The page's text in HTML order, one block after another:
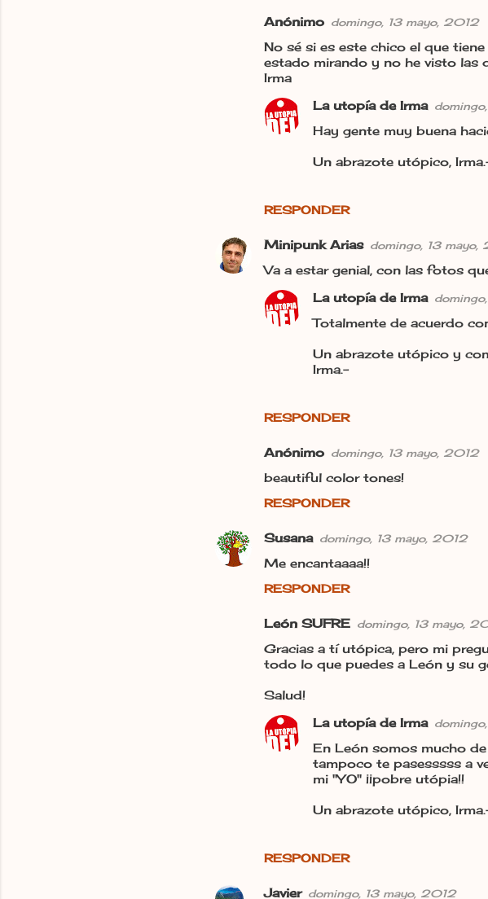
Anónimo domingo, 13 mayo, 2012
No sé si es este chico el que
estado mirando y no he visto las
Irma
RESPONDER
La utopía de Irma
Hay gente muy buena
Un abrazote utópico,
Minipunk Arias domingo, 13 mayo,
Va a estar genial, con las fotos
RESPONDER
La utopía de Irma
Totalmente de acuerdo
Un abrazote utópico y
Irma.-
Anónimo domingo, 13 mayo, 2012
beautiful color tones!
RESPONDER
Susana domingo, 13 mayo, 2012
Me encantaaaa!!
RESPONDER
León SUFRE domingo, 13 mayo,
Gracias a tí utópica, pero mi
todo lo que puedes a León y su
Salud!
RESPONDER
La utopía de Irma
En León somos mucho
tampoco te pasesssss a
mi "YO" ¡¡pobre utópia!!
Un abrazote utópico,
Javier domingo, 13 mayo, 2012